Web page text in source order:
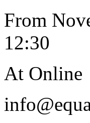
From
12:30
At Online